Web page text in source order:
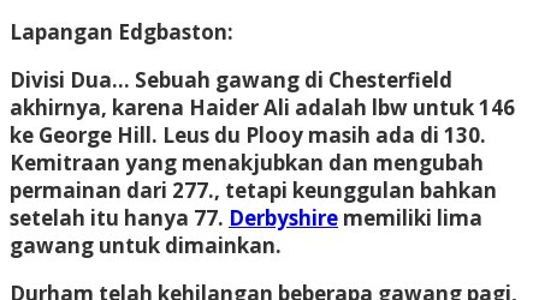
Lapangan Edgbaston:
Divisi Dua… Sebuah gawang di Chesterfield
akhirnya, karena Haider Ali adalah lbw untuk 146
ke George Hill. Leus du Plooy masih ada di 130.
Kemitraan yang menakjubkan dan mengubah
permainan dari 277., tetapi keunggulan bahkan
setelah itu hanya 77. Derbyshire memiliki lima
gawang untuk dimainkan.
Durham telah kehilangan beberapa gawang pagi,